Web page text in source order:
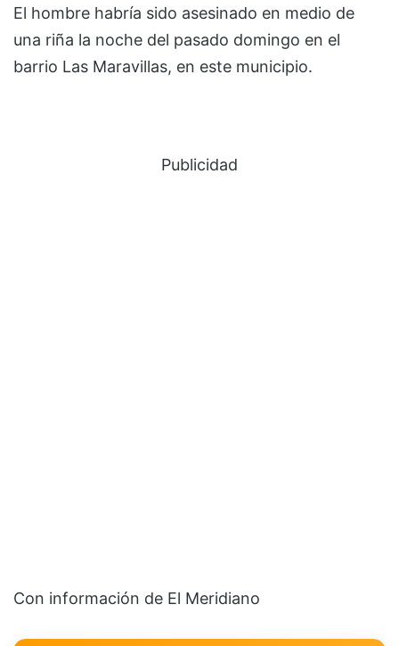
El hombre habría sido asesinado en medio de
una riña la noche del pasado domingo en el
barrio Las Maravillas, en este municipio.
Publicidad
Con información de El Meridiano